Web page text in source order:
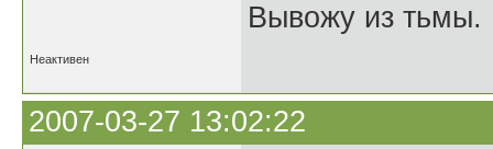
Вывожу из тьмы.
Неактивен
2007-03-27 13:02:22